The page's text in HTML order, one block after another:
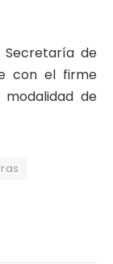
Secretaría de
con el firme
de